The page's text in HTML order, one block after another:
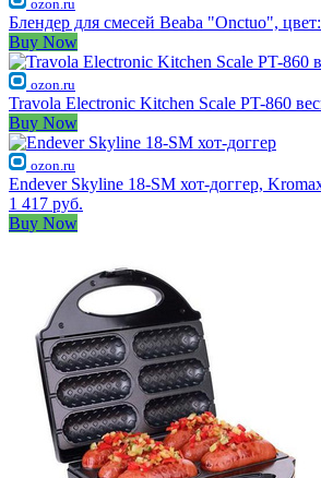
ozon.ru
Блендер для смесей Beaba "Onctuo",
Buy Now
ozon.ru
Travola Electronic Kitchen Scale PT-860
Buy Now
ozon.ru
Endever Skyline 18-SM хот-доггер,
1 417 руб.
Buy Now